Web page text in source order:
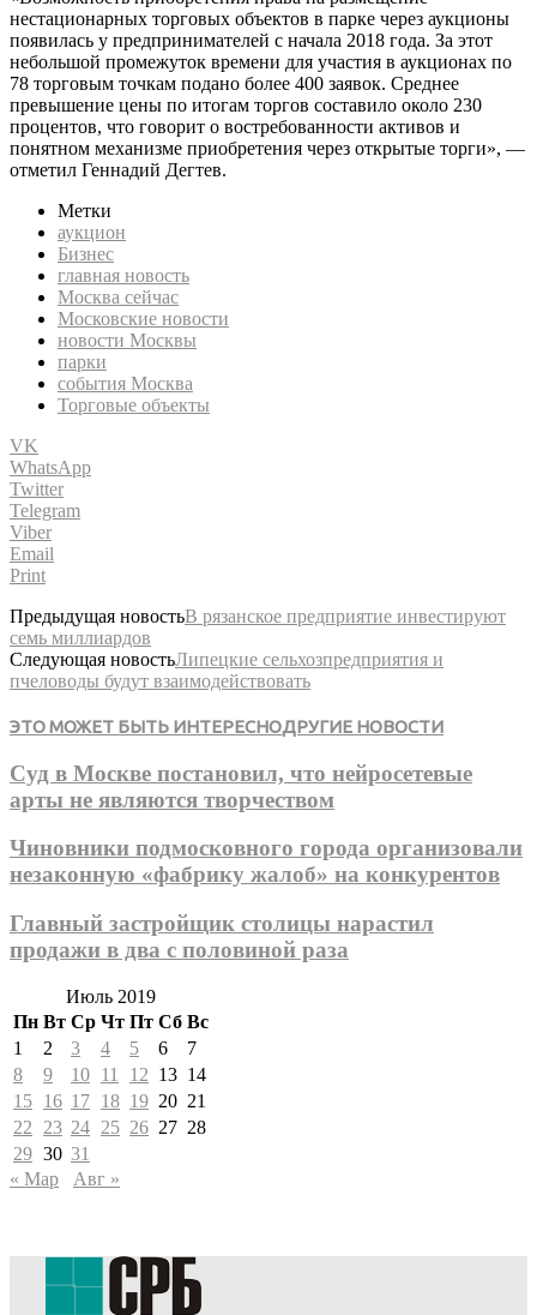
нестационарных торговых объектов в парке через аукционы
появилась у предпринимателей с начала 2018 года. За этот
небольшой промежуток времени для участия в аукционах по
78 торговым точкам подано более 400 заявок. Среднее
превышение цены по итогам торгов составило около 230
процентов, что говорит о востребованности активов и
понятном механизме приобретения через открытые торги», —
отметил Геннадий Дегтев.
Метки
аукцион
Бизнес
главная новость
Москва сейчас
Московские новости
новости Москвы
парки
события Москва
Торговые объекты
VK
WhatsApp
Twitter
Telegram
Viber
Email
Print
Предыдущая новостьВ рязанское предприятие инвестируют
семь миллиардов
Следующая новостьЛипецкие сельхозпредприятия и
пчеловоды будут взаимодействовать
ЭТО МОЖЕТ БЫТЬ ИНТЕРЕСНОДРУГИЕ НОВОСТИ
Суд в Москве постановил, что нейросетевые
арты не являются творчеством
Чиновники подмосковного города организовали
незаконную «фабрику жалоб» на конкурентов
Главный застройщик столицы нарастил
продажи в два с половиной раза
Июль 2019
Пн Вт Ср Чт Пт Сб Вс
1
2 3 4 5 6
7
8
9 10 11 12 13 14
15 16 17 18 19 20 21
22
23 24 25 26 27 28
29 30 31
« Мар
Авг »